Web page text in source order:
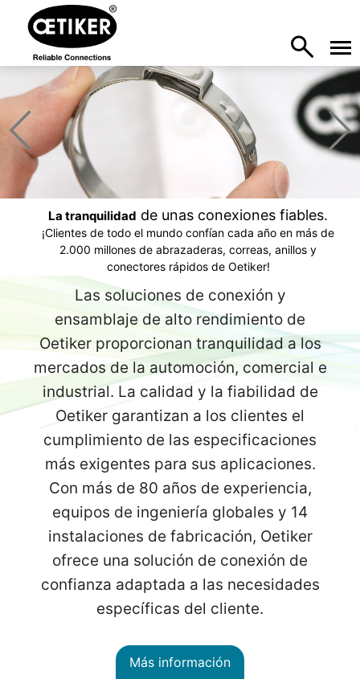
La tranquilidad de unas conexiones fiables.
¡Clientes de todo el mundo confían cada año en más de
2.000 millones de abrazaderas, correas, anillos y
conectores rápidos de Oetiker!
Las soluciones de conexión y
ensamblaje de alto rendimiento de
Oetiker proporcionan tranquilidad a los
mercados de la automoción, comercial e
industrial. La calidad y la fiabilidad de
Oetiker garantizan a los clientes el
cumplimiento de las especificaciones
más exigentes para sus aplicaciones.
Con más de 80 años de experiencia,
equipos de ingeniería globales y 14
instalaciones de fabricación, Oetiker
ofrece una solución de conexión de
confianza adaptada a las necesidades
específicas del cliente.
Más información